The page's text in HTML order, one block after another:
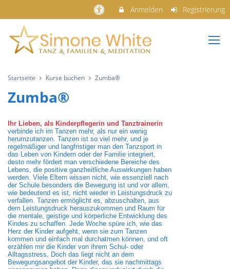
Anmelden Registrierung
Startseite Kurse buchen Zumba®
Zumba®
Ihr Lieben, als Kinderpflegerin und Tanztrainerin
verbinde ich im Tanzen mehr, als nur ein wenig
herumzutanzen. Tanzen ist so viel mehr, und je
regelmäßiger und langfristiger man den Tanzsport in
das Leben von Kindern oder der Familie integriert,
desto mehr fördert man verschiedene Bereiche des
Lebens, die positive ganzheitliche Auswirkungen haben
werden. Viele Eltern wissen nicht, wie essenziell nach
der Schule besonders die Bewegung ist und vor allem,
wie bedeutend es ist, nicht wieder in Leistungsdruck zu
verfallen. Tanzen ermöglicht es, abzuschalten, aus
dem Leistungsdruck herauszukommen und Raum für
die mentale, geistige und körperliche Entwicklung des
Kindes zu schaffen. Jede Woche spüre ich, wie das
Herz der Kinder aufgeht, wenn sie zum Tanzen
kommen und einfach mal durchatmen können, und oft
erzählen mir die Kinder von ihrem Schul- oder
Alltagsstress. Doch das liegt nicht an dem
Bewegungsangebot der Kinder, das sie nachmittags